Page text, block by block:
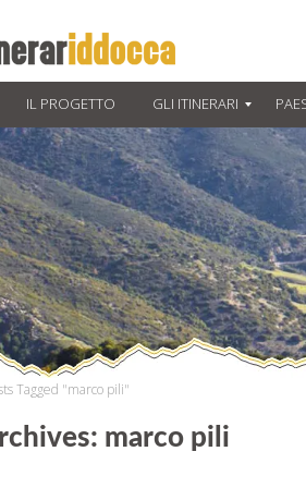
IL PROGETTO GLI ITINERARI
Tagged "marco pili"
marco pili